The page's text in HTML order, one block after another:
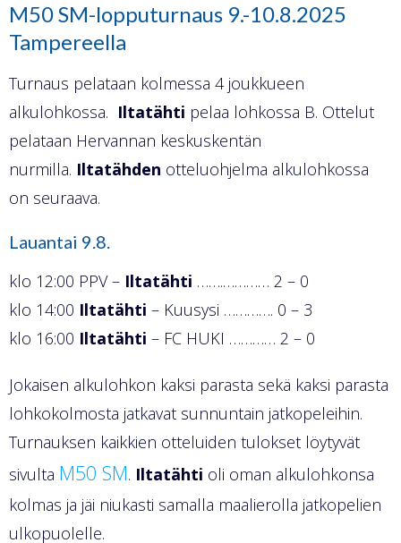
M50 SM-lopputurnaus 9.-10.8.2025
Tampereella
Turnaus pelataan kolmessa 4 joukkueen
alkulohkossa. Iltatähti pelaa lohkossa B. Ottelut
pelataan Hervannan keskuskentän
nurmilla. Iltatähden otteluohjelma alkulohkossa
on seuraava.
Lauantai 9.8.
klo 12:00 PPV – Iltatähti …….………… 2 – 0
klo 14:00 Iltatähti – Kuusysi …………. 0 – 3
klo 16:00 Iltatähti – FC HUKI ………… 2 – 0
Jokaisen alkulohkon kaksi parasta sekä kaksi parasta
lohkokolmosta jatkavat sunnuntain jatkopeleihin.
Turnauksen kaikkien otteluiden tulokset löytyvät
sivulta M50 SM. Iltatähti oli oman alkulohkonsa
kolmas ja jäi niukasti samalla maalierolla jatkopelien
ulkopuolelle.